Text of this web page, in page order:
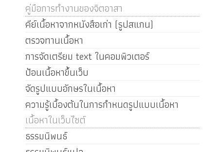
คู่มือการทำงานของจิตอาสา
คีย์เนื้อหาจากหนังสือเก่า (รูปสแกน)
ตรวจทานเนื้อหา
การจัดเตรียม text ในคอมพิวเตอร์
ป้อนเนื้อหาขึ้นเว็บ
จัดรูปแบบอักษรในเนื้อหา
ความรู้เบื้องต้นในการกำหนดรูปแบบเนื้อหา
เนื้อหาในเว็บไซต์
ธรรมนิพนธ์